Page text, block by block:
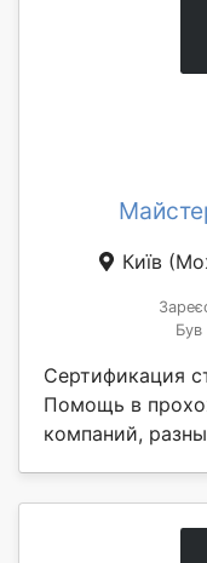
Київ
Був
Сертификация
Помощь в
компаний,